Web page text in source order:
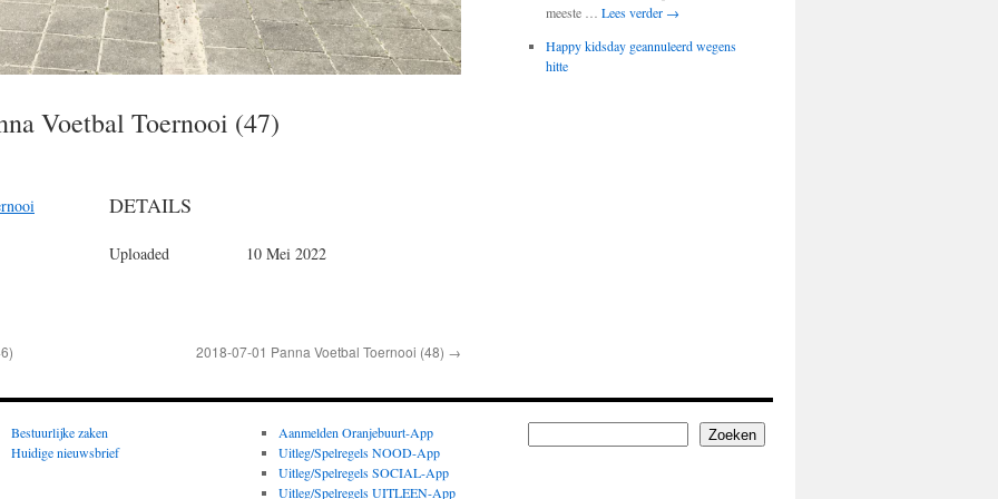
Voetbal Toernooi (47)
DETAILS
Uploaded 10 Mei 2022
2018-07-01 Panna Voetbal Toernooi (48) →
meeste … Lees verder →
Happy kidsday geannuleerd wegens
hitte
Bestuurlijke zaken
Huidige nieuwsbrief
Aanmelden Oranjebuurt-App
Uitleg/Spelregels NOOD-App
Uitleg/Spelregels SOCIAL-App
Uitleg/Spelregels UITLEEN-App
Zoeken